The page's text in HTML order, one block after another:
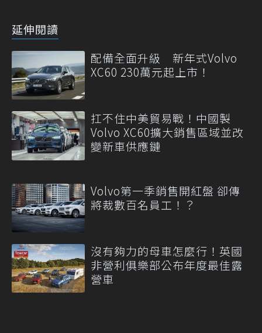
延伸閱讀
配備全面升級 新年式Volvo
XC60 230萬元起上市！
扛不住中美貿易戰！中國製
Volvo XC60擴大銷售區域並改
變新車供應鏈
Volvo第一季銷售開紅盤 卻傳
將裁數百名員工！？
沒有夠力的母車怎麼行！英國
非營利俱樂部公布年度最佳露
營車